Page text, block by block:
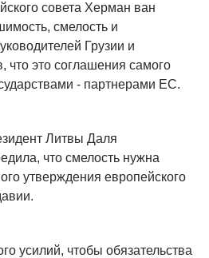
совета Херман ван
смелость и
Грузии и
что это соглашения самого
- партнерами ЕС.
Литвы Даля
что смелость нужна
утверждения европейского
усилий, чтобы обязательства